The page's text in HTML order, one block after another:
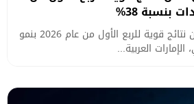
بي اتش ام كابيتال تعلن نتائج قوية للربع الأول من عام 2026 بنمو